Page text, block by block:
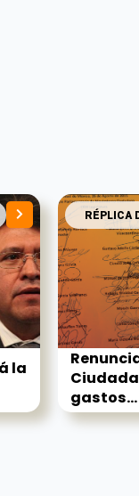
la
RÉPLICA
gastos...